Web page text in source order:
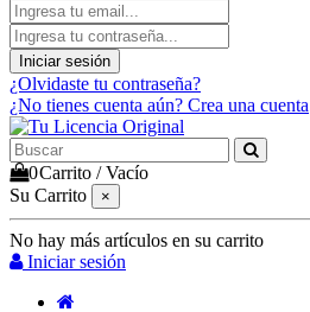
Iniciar sesión
¿Olvidaste tu contraseña?
¿No tienes cuenta aún? Crea una cuenta
0Carrito /Vacío
Su Carrito
×
No hay más artículos en su carrito
Iniciar sesión